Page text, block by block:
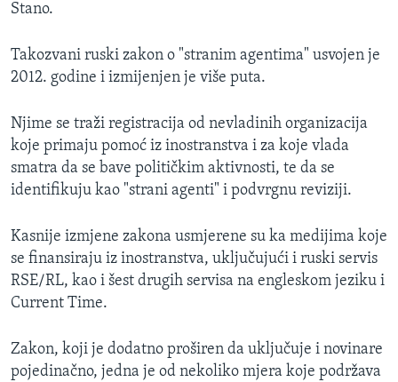
Stano.
Takozvani ruski zakon o "stranim agentima" usvojen je
2012. godine i izmijenjen je više puta.
Njime se traži registracija od nevladinih organizacija
koje primaju pomoć iz inostranstva i za koje vlada
smatra da se bave političkim aktivnosti, te da se
identifikuju kao "strani agenti" i podvrgnu reviziji.
Kasnije izmjene zakona usmjerene su ka medijima koje
se finansiraju iz inostranstva, uključujući i ruski servis
RSE/RL, kao i šest drugih servisa na engleskom jeziku i
Current Time.
Zakon, koji je dodatno proširen da uključuje i novinare
pojedinačno, jedna je od nekoliko mjera koje podržava